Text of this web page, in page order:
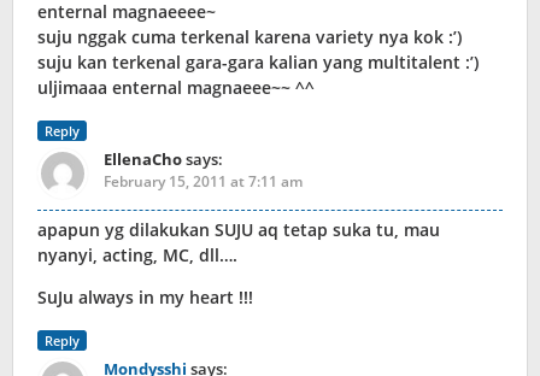
enternal magnaeeee~
suju nggak cuma terkenal karena variety nya kok :’)
suju kan terkenal gara-gara kalian yang multitalent :’)
uljimaaa enternal magnaeee~~ ^^
Reply
EllenaChosays:
February 15, 2011 at 7:11 am
apapun yg dilakukan SUJU aq tetap suka tu, mau
nyanyi, acting, MC, dll….
SuJu always in my heart !!!
Reply
Mondysshi says: